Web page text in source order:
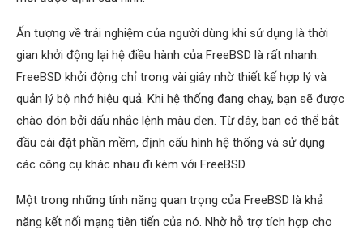
Ấn tượng về trải nghiệm của người dùng khi sử dụng là thời
gian khởi động lại hệ điều hành của FreeBSD là rất nhanh.
FreeBSD khởi động chỉ trong vài giây nhờ thiết kế hợp lý và
quản lý bộ nhớ hiệu quả. Khi hệ thống đang chạy, bạn sẽ được
chào đón bởi dấu nhắc lệnh màu đen. Từ đây, bạn có thể bắt
đầu cài đặt phần mềm, định cấu hình hệ thống và sử dụng
các công cụ khác nhau đi kèm với FreeBSD.
Một trong những tính năng quan trọng của FreeBSD là khả
năng kết nối mạng tiên tiến của nó. Nhờ hỗ trợ tích hợp cho